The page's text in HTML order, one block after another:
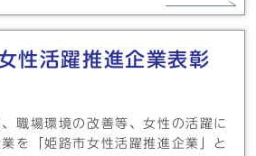
性活躍推進企業表彰
職場環境の改善等、女性の活躍に
を「姫路市女性活躍推進企業」と